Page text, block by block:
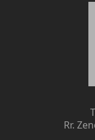
Rr.